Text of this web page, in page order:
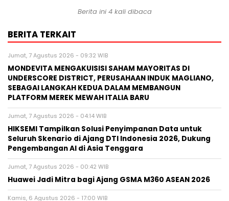
Berita ini 4 kali dibaca
BERITA TERKAIT
Jumat, 7 Agustus 2026 - 09:32 WIB
MONDEVITA MENGAKUISISI SAHAM MAYORITAS DI
UNDERSCORE DISTRICT, PERUSAHAAN INDUK MAGLIANO,
SEBAGAI LANGKAH KEDUA DALAM MEMBANGUN
PLATFORM MEREK MEWAH ITALIA BARU
Jumat, 7 Agustus 2026 - 04:14 WIB
HIKSEMI Tampilkan Solusi Penyimpanan Data untuk
Seluruh Skenario di Ajang DTI Indonesia 2026, Dukung
Pengembangan AI di Asia Tenggara
Jumat, 7 Agustus 2026 - 00:42 WIB
Huawei Jadi Mitra bagi Ajang GSMA M360 ASEAN 2026
Kamis, 6 Agustus 2026 - 17:00 WIB